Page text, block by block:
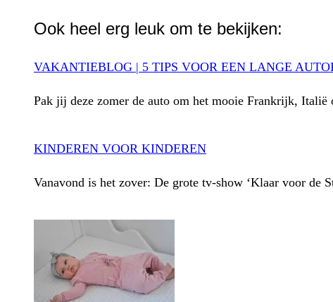
Ook heel erg leuk om te bekijken:
VAKANTIEBLOG | 5 TIPS VOOR EEN LANGE
Pak jij deze zomer de auto om het mooie Frankrijk,
KINDEREN VOOR KINDEREN
Vanavond is het zover: De grote tv-show ‘Klaar voor